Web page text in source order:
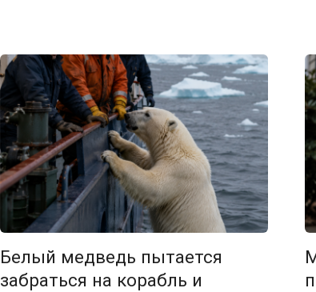
Белый медведь пытается
забраться на корабль и